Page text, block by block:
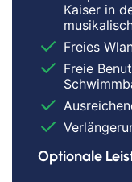
Kaiser in
Freies
Freie
Optionale